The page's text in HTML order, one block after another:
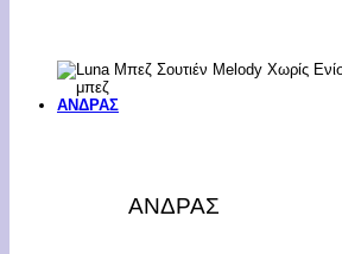
ΑΝΔΡΑΣ
ΑΝΔΡΑΣ